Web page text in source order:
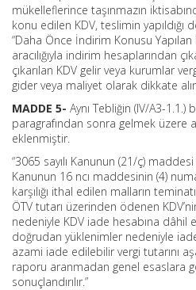
mükelleflerince taşınmazın
konu edilen KDV, teslimin yapıldığı
“Daha Önce İndirim Konusu Yapılan
aracılığıyla indirim hesaplarından
çıkarılan KDV gelir veya kurumlar
gider veya maliyet olarak dikkate
MADDE 5- Aynı Tebliğin (IV/A3-
paragrafından sonra gelmek üzere
eklenmiştir.
“3065 sayılı Kanunun (21/ç)
Kanunun 16 ncı maddesinin (4)
karşılığı ithal edilen malların
ÖTV tutarı üzerinden ödenen
nedeniyle KDV iade hesabına dâhil
doğrudan yüklenimler nedeniyle
azami iade edilebilir vergi tutarını
raporu aranmadan genel esaslara
sonuçlandırılır.”